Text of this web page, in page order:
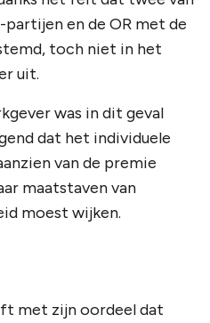
en de OR met de
toch niet in het
uit.
was in dit geval
dat het individuele
van de premie
maatstaven van
moest wijken.
met zijn oordeel dat